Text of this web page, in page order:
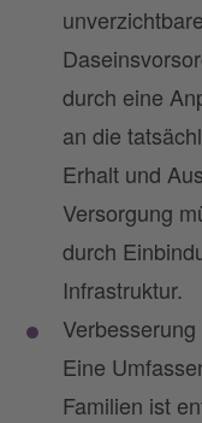
durch eine
an die
Erhalt und
Versorgung
durch
Infrastruktur.
Eine
Familien ist